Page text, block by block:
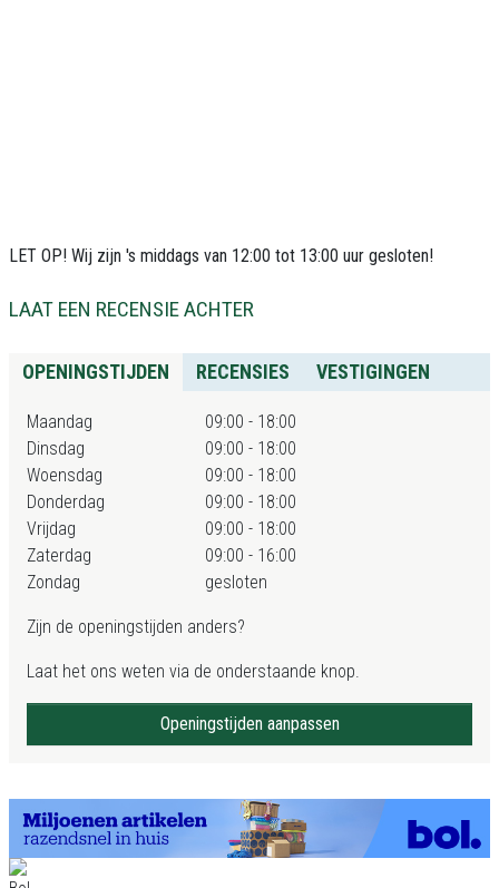
LET OP! Wij zijn 's middags van 12:00 tot 13:00 uur gesloten!
LAAT EEN RECENSIE ACHTER
OPENINGSTIJDEN RECENSIES VESTIGINGEN
Maandag
09:00 - 18:00
Dinsdag
09:00 - 18:00
Woensdag
09:00 - 18:00
Donderdag
09:00 - 18:00
Vrijdag
09:00 - 18:00
Zaterdag
09:00 - 16:00
Zondag
gesloten
Zijn de openingstijden anders?
Laat het ons weten via de onderstaande knop.
Openingstijden aanpassen